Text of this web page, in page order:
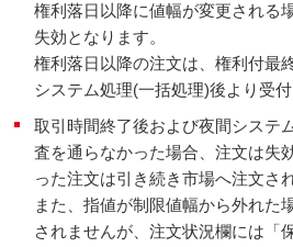
権利落日以降に値幅が変更される
失効となります。
権利落日以降の注文は、権利付最
システム処理(一括処理)後より受付
取引時間終了後および夜間システ
査を通らなかった場合、注文は失
った注文は引き続き市場へ注文さ
また、指値が制限値幅から外れた
されませんが、注文状況欄には「